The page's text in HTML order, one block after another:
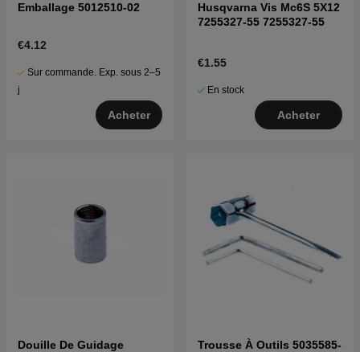
Emballage 5012510-02
€4.12
Sur commande. Exp. sous 2–5
j
Acheter
Husqvarna Vis Mc6S 5X12
7255327-55 7255327-55
€1.55
En stock
Acheter
Douille De Guidage Trousse À Outils 5035585-